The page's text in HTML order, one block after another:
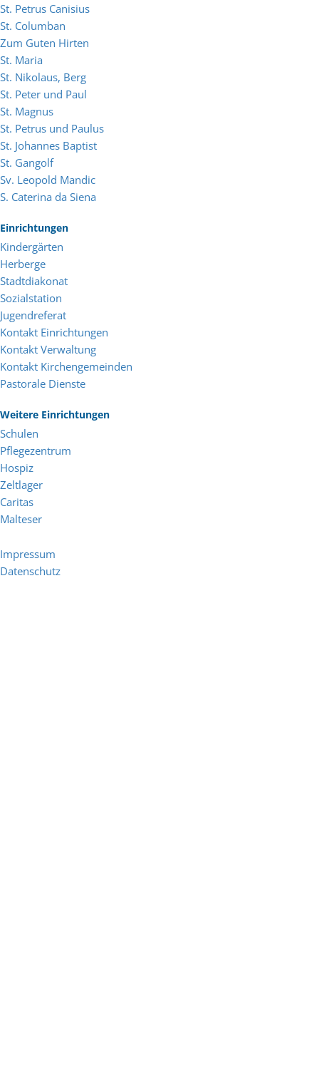
St. Petrus Canisius
St. Columban
Zum Guten Hirten
St. Maria
St. Nikolaus, Berg
St. Peter und Paul
St. Magnus
St. Petrus und Paulus
St. Johannes Baptist
St. Gangolf
Sv. Leopold Mandic
S. Caterina da Siena
Einrichtungen
Kindergärten
Herberge
Stadtdiakonat
Sozialstation
Jugendreferat
Kontakt Einrichtungen
Kontakt Verwaltung
Kontakt Kirchengemeinden
Pastorale Dienste
Weitere Einrichtungen
Schulen
Pflegezentrum
Hospiz
Zeltlager
Caritas
Malteser
Impressum
Datenschutz